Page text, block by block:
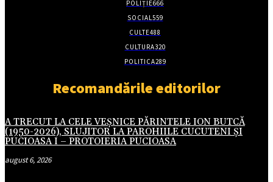
POLIȚIE666
SOCIAL 559
CULTE488
CULTURA320
POLITICA289
Recomandările editorilor
A TRECUT LA CELE VEȘNICE PĂRINTELE ION BUTCĂ
(1950-2026), SLUJITOR LA PAROHIILE CUCUTENI ȘI
PUCIOASA I – PROTOIERIA PUCIOASA
august 6, 2026